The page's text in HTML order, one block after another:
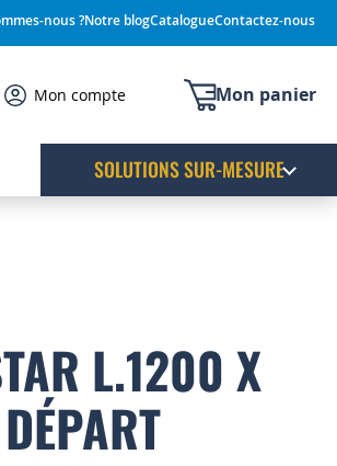
nous ?Notre blogCatalogueContactez-nous
Mon panier
Mon compte
SOLUTIONS SUR-MESURE
L.1200 X